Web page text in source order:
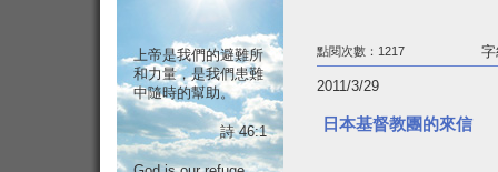
上帝是我們的避難所
和力量，是我們患難
中隨時的幫助。
詩 46:1
點閱次數：1217
2011/3/29
日本基督教團的來信